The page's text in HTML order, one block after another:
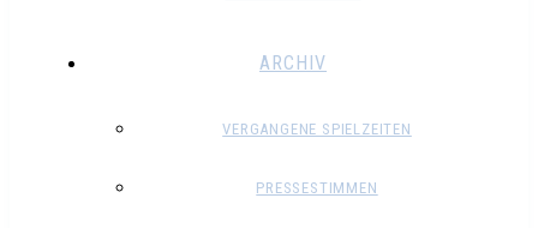
ARCHIV
VERGANGENE SPIELZEITEN
PRESSESTIMMEN